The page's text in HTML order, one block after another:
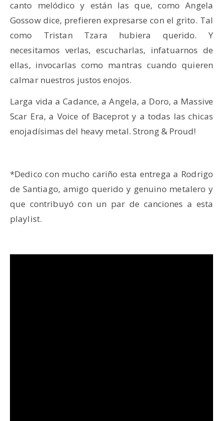
canto melódico y están las que, como Angela
Gossow dice, prefieren expresarse con el grito. Tal
como Tristan Tzara hubiera querido. Y
necesitamos verlas, escucharlas, infatuarnos de
ellas, invocarlas como mantras cuando quieren
calmar nuestros justos enojos.
Larga vida a Cadance, a Angela, a Doro, a Massive
Scar Era, a Voice of Baceprot y a todas las chicas
enojadísimas del heavy metal. Strong & Proud!
*Dedico con mucho cariño esta entrega a Rodrigo
de Santiago, amigo querido y genuino metalero y
que contribuyó con un par de canciones a esta
playlist.